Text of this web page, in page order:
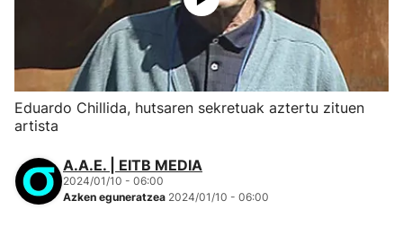
Eduardo Chillida, hutsaren sekretuak aztertu zituen
artista
A.A.E. | EITB MEDIA
2024/01/10 - 06:00
Azken eguneratzea 2024/01/10 - 06:00